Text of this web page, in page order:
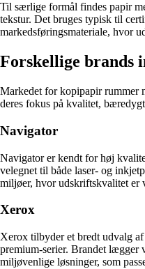
Til særlige formål findes papir
tekstur. Det bruges typisk til
markedsføringsmateriale, hvor
Forskellige brands
Markedet for kopipapir rummer
deres fokus på kvalitet,
Navigator
Navigator er kendt for høj
velegnet til både laser- og
miljøer, hvor udskriftskvalitet er
Xerox
Xerox tilbyder et bredt udvalg
premium-serier. Brandet lægger
miljøvenlige løsninger, som